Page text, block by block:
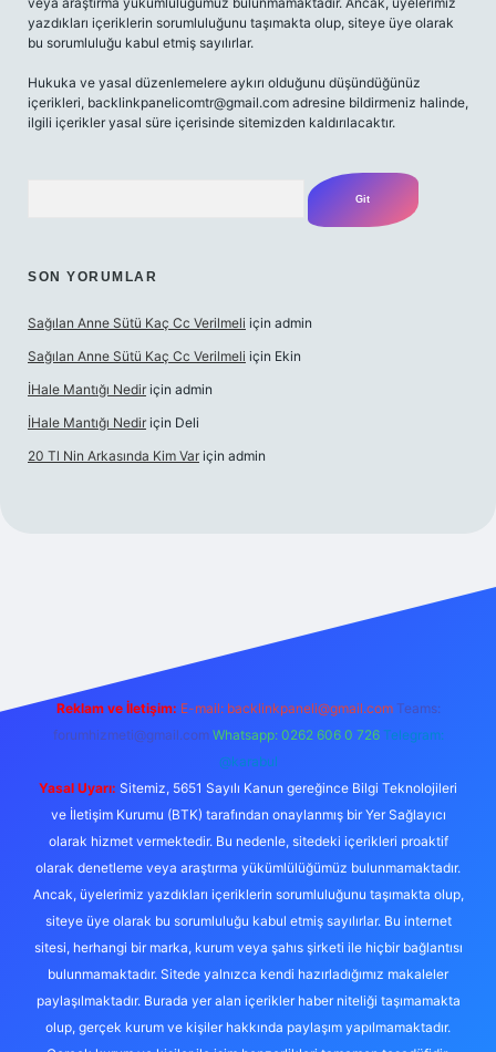
yazdıkları içeriklerin sorumluluğunu taşımakta olup, siteye üye olarak
bu sorumluluğu kabul etmiş sayılırlar.
Hukuka ve yasal düzenlemelere aykırı olduğunu düşündüğünüz
içerikleri, backlinkpanelicomtr@gmail.com adresine bildirmeniz halinde,
ilgili içerikler yasal süre içerisinde sitemizden kaldırılacaktır.
SON YORUMLAR
Sağılan Anne Sütü Kaç Cc Verilmeli için admin
Sağılan Anne Sütü Kaç Cc Verilmeli için Ekin
İHale Mantığı Nedir için admin
İHale Mantığı Nedir için Deli
20 Tl Nin Arkasında Kim Var için admin
Reklam ve İletişim: E-mail: backlinkpaneli@gmail.com Teams:
forumhizmeti@gmail.com Whatsapp: 0262 606 0 726 Telegram:
@karabul
Yasal Uyarı: Sitemiz, 5651 Sayılı Kanun gereğince Bilgi Teknolojileri
ve İletişim Kurumu (BTK) tarafından onaylanmış bir Yer Sağlayıcı
olarak hizmet vermektedir. Bu nedenle, sitedeki içerikleri proaktif
olarak denetleme veya araştırma yükümlülüğümüz bulunmamaktadır.
Ancak, üyelerimiz yazdıkları içeriklerin sorumluluğunu taşımakta olup,
siteye üye olarak bu sorumluluğu kabul etmiş sayılırlar. Bu internet
sitesi, herhangi bir marka, kurum veya şahıs şirketi ile hiçbir bağlantısı
bulunmamaktadır. Sitede yalnızca kendi hazırladığımız makaleler
paylaşılmaktadır. Burada yer alan içerikler haber niteliği taşımamakta
olup, gerçek kurum ve kişiler hakkında paylaşım yapılmamaktadır.